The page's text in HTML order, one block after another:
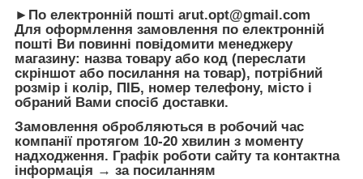
►По електронній пошті arut.opt@gmail.com
Для оформлення замовлення по електронній
пошті Ви повинні повідомити менеджеру
магазину: назва товару або код (переслати
скріншот або посилання на товар), потрібний
розмір і колір, ПІБ, номер телефону, місто і
обраний Вами спосіб доставки.
Замовлення обробляються в робочий час
компанії протягом 10-20 хвилин з моменту
надходження. Графік роботи сайту та контактна
інформація → за посиланням